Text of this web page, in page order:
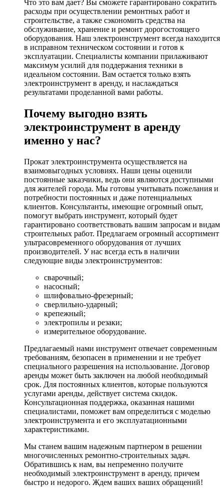
Что это вам дает? Вы сможете гарантировано сократить
расходы при осуществлении ремонтных работ и
строительстве, а также сэкономить средства на
обслуживание, хранение и ремонт дорогостоящего
оборудования. Наш электроинструмент всегда находится
в исправном техническом состоянии и готов к
эксплуатации. Специалисты компании прилаживают
максимум усилий для поддержания техники в
идеальном состоянии. Вам остается только взять
электроинструмент в аренду, и наслаждаться
результатами проделанной вами работы.
Почему выгодно взять
электроинструмент в аренду
именно у нас?
Прокат электроинструмента осуществляется на
взаимовыгодных условиях. Наши цены оценили
постоянные заказчики, ведь они являются доступными
для жителей города. Мы готовы учитывать пожелания и
потребности постоянных и даже потенциальных
клиентов. Консультанты, имеющие огромный опыт,
помогут выбрать инструмент, который будет
гарантировано соответствовать вашим запросам и видам
строительных работ. Предлагаем огромный ассортимент
ультрасовременного оборудования от лучших
производителей. У нас всегда есть в наличии
следующие виды электроинструментов:
сварочный;
насосный;
шлифовально-фрезерный;
сверлильно-ударный;
крепежный;
электропилы и резаки;
измерительное оборудование.
Предлагаемый нами инструмент отвечает современным
требованиям, безопасен в применении и не требует
специального разрешения на использование. Договор
аренды может быть заключен на любой необходимый
срок. Для постоянных клиентов, которые пользуются
услугами аренды, действует система скидок.
Консультационная поддержка, оказанная нашими
специалистами, поможет вам определиться с моделью
электроинструмента и его эксплуатационными
характеристиками.
Мы станем вашим надежным партнером в решении
многочисленных ремонтно-строительных задач.
Обратившись к нам, вы непременно получите
необходимый электроинструмент в аренду, причем
быстро и недорого. Ждем ваших ваших обращений!